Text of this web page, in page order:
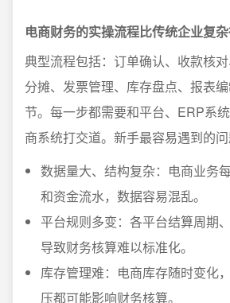
电商财务的实操流程比传统企业复杂
典型流程包括：订单确认、收款核
分摊、发票管理、库存盘点、报表
节。每一步都需要和平台、ERP系
商系统打交道。新手最容易遇到的问
数据量大、结构复杂：电商业务
和资金流水，数据容易混乱。
平台规则多变：各平台结算周期
导致财务核算难以标准化。
库存管理难：电商库存随时变化
压都可能影响财务核算。